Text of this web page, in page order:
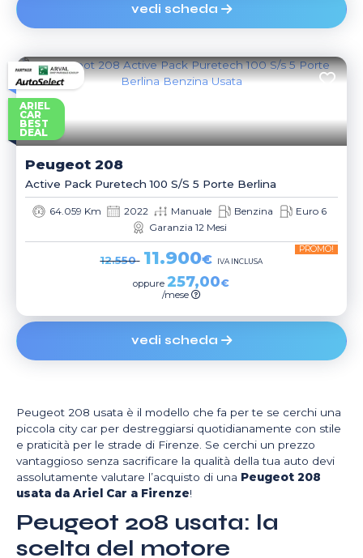
vedi scheda
ARIEL
CAR
BEST
DEAL
Peugeot 208
Active Pack Puretech 100 S/s 5 Porte Berlina
64.059 Km 2022 Manuale Benzina
Euro 6
Garanzia 12 Mesi
12.550 11.900€
PROMO!
IVA INCLUSA
oppure 257,00€
/mese
vedi scheda
Peugeot 208 usata è il modello che fa per te se cerchi una
piccola city car per destreggiarsi quotidianamente con stile
e praticità per le strade di Firenze. Se cerchi un prezzo
vantaggioso senza sacrificare la qualità della tua auto devi
assolutamente valutare l’acquisto di una Peugeot 208
usata da Ariel Car a Firenze!
Peugeot 208 usata: la
scelta del motore